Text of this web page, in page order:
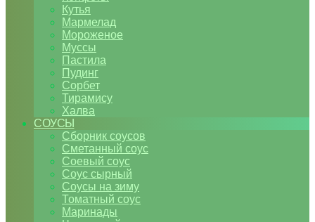
Кутья
Мармелад
Мороженое
Муссы
Пастила
Пудинг
Сорбет
Тирамису
Халва
СОУСЫ
Сборник соусов
Сметанный соус
Соевый соус
Соус сырный
Соусы на зиму
Томатный соус
Маринады